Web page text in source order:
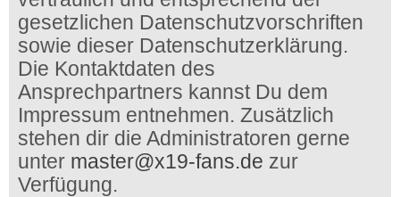
gesetzlichen Datenschutzvorschriften
sowie dieser Datenschutzerklärung.
Die Kontaktdaten des
Ansprechpartners kannst Du dem
Impressum entnehmen. Zusätzlich
stehen dir die Administratoren gerne
unter master@x19-fans.de zur
Verfügung.